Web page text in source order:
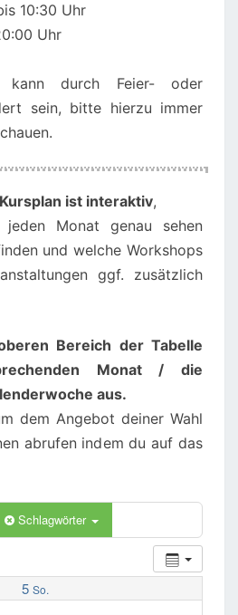
10:30 Uhr
Uhr
kann durch Feier- oder
sein, bitte hierzu immer
ist interaktiv,
Monat genau sehen
und welche Workshops
ggf. zusätzlich
Bereich der Tabelle
Monat / die
aus.
dem Angebot deiner Wahl
abrufen indem du auf das
Schlagwörter
5 So.